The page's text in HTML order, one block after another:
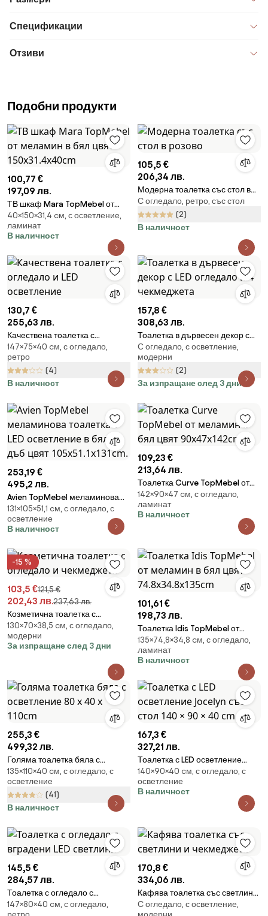
Спецификации
Отзиви
Подобни продукти
100,77 €
197,09 лв.
ТВ шкаф Mara TopMebel от
меламин в бял цвят
150x31.4x40cm
40×150×31,4 cм, с осветление,
ламинат
В наличност
105,5 €
206,34 лв.
Модерна тоалетка със стол в
розово
С огледало, ретро, със стол
(2)
В наличност
130,7 €
255,63 лв.
Качествена тоалетка с
огледало и LED осветление
147×75×40 cм, с огледало,
ретро
(4)
В наличност
157,8 €
308,63 лв.
Тоалетка в дървесен декор с
LED огледало и 4 чекмеджета
С огледало, с осветление,
модерни
(2)
За изпращане след 3 дни
253,19 €
495,2 лв.
Avien TopMebel меламинова
тоалетка с LED осветление в
бял - дъб цвят 105x51.1x131cm.
131×105×51,1 cм, с огледало, с
осветление
В наличност
109,23 €
213,64 лв.
Тоалетка Curve TopMebel от
меламин в бял цвят
90x47x142cm
142×90×47 cм, с огледало,
ламинат
В наличност
-15 %
103,5 €121,5 €
202,43 лв.237,63 лв.
Козметична тоалетка с
огледало и чекмеджета
130×70×38,5 cм, с огледало,
модерни
За изпращане след 3 дни
101,61 €
198,73 лв.
Тоалетка Idis TopMebel от
меламин в бял цвят
74.8x34.8x135cm
135×74,8×34,8 cм, с огледало,
ламинат
В наличност
255,3 €
499,32 лв.
Голяма тоалетка бяла с
осветление 80 x 40 x 110cm
135×110×40 cм, с огледало, с
осветление
(41)
В наличност
167,3 €
327,21 лв.
Тоалетка с LED осветление
Jocelyn със стол 140 × 90 × 40
cm
140×90×40 cм, с огледало, с
осветление
В наличност
145,5 €
284,57 лв.
Тоалетка с огледало с
вградени LED светлини
147×80×40 cм, с огледало,
170,8 €
334,06 лв.
Кафява тоалетка със светлини
и чекмеджета
С огледало, с осветление,